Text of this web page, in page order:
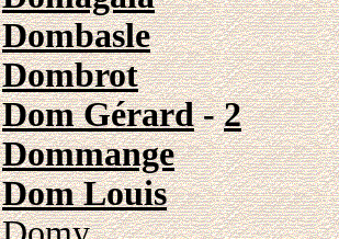
Dombasle
Dombrot
Dom Gérard-2
Dommange
Dom Louis